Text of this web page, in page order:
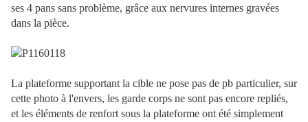
ses 4 pans sans problème, grâce aux nervures internes gravées
dans la pièce.
La plateforme supportant la cible ne pose pas de pb particulier, sur
cette photo à l'envers, les garde corps ne sont pas encore repliés,
et les éléments de renfort sous la plateforme ont été simplement